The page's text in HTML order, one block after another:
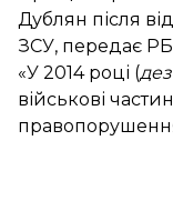
Дублян після
ЗСУ, передає
«У 2014 році (
військові